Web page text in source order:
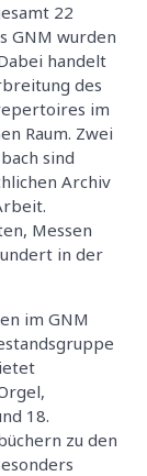
22
GNM wurden
handelt
des
im
Raum. Zwei
sind
Archiv
Messen
in der
im GNM
18.
zu den